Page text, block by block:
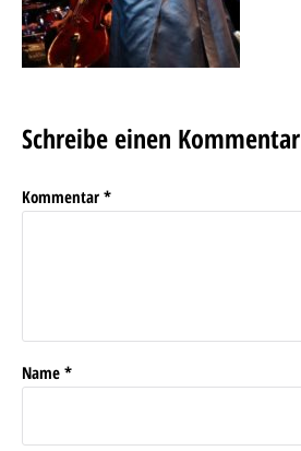
Schreibe einen Kommentar
Kommentar *
Name *